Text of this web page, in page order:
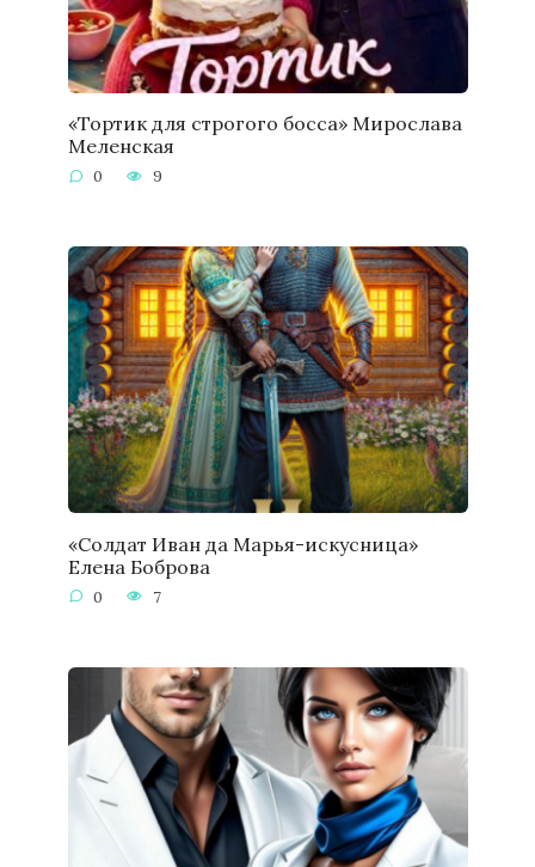
«Тортик для строгого босса» Мирослава
Меленская
0 9
«Солдат Иван да Марья-искусница»
Елена Боброва
0 7